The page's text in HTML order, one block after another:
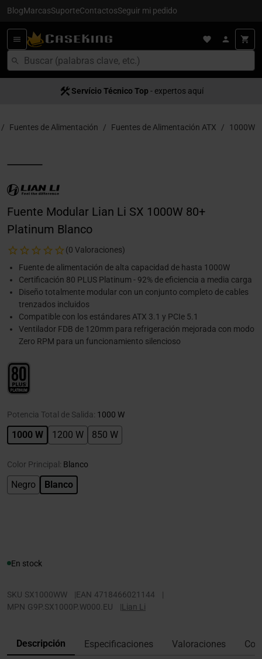
BlogMarcasSuporteContactosSeguir mi pedido
Servício Técnico Top - expertos aquí
Fuentes de Alimentación Fuentes de Alimentación ATX 1000W
Fuente Modular Lian Li SX 1000W 80+
Platinum Blanco
(0 Valoraciones)
Fuente de alimentación de alta capacidad de hasta 1000W
Certificación 80 PLUS Platinum - 92% de eficiencia a media carga
Diseño totalmente modular con un conjunto completo de cables
trenzados incluidos
Compatible con los estándares ATX 3.1 y PCIe 5.1
Ventilador FDB de 120mm para refrigeración mejorada con modo
Zero RPM para un funcionamiento silencioso
Potencia Total de Salida: 1000 W
1000 W 1200 W 850 W
Color Principal: Blanco
Negro Blanco
En stock
SKU SX1000WW |EAN 4718466021144
|
MPN G9P.SX1000P.W000.EU |Lian Li
Descripción Especificaciones Valoraciones